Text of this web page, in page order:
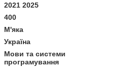
2021 2025
400
М'яка
Україна
Мови та системи
програмування